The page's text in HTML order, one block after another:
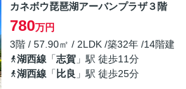
カネボウ琵琶湖アーバンプラザ３階
780万円
3階 / 57.90㎡ / 2LDK /築32年 /14階建
湖西線 「志賀 」駅 徒歩11分
湖西線 「 比良 」駅 徒歩25分